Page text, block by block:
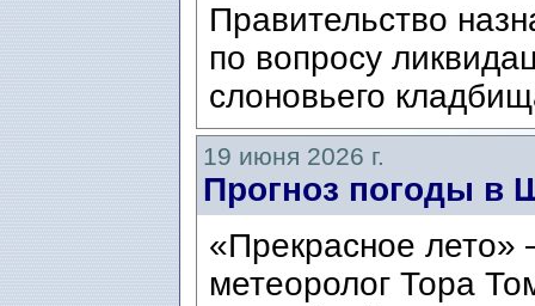
Правительство
по вопросу
слоновьего
19 июня 2026 г.
Прогноз погоды в
«Прекрасное лето»
метеоролог Тора